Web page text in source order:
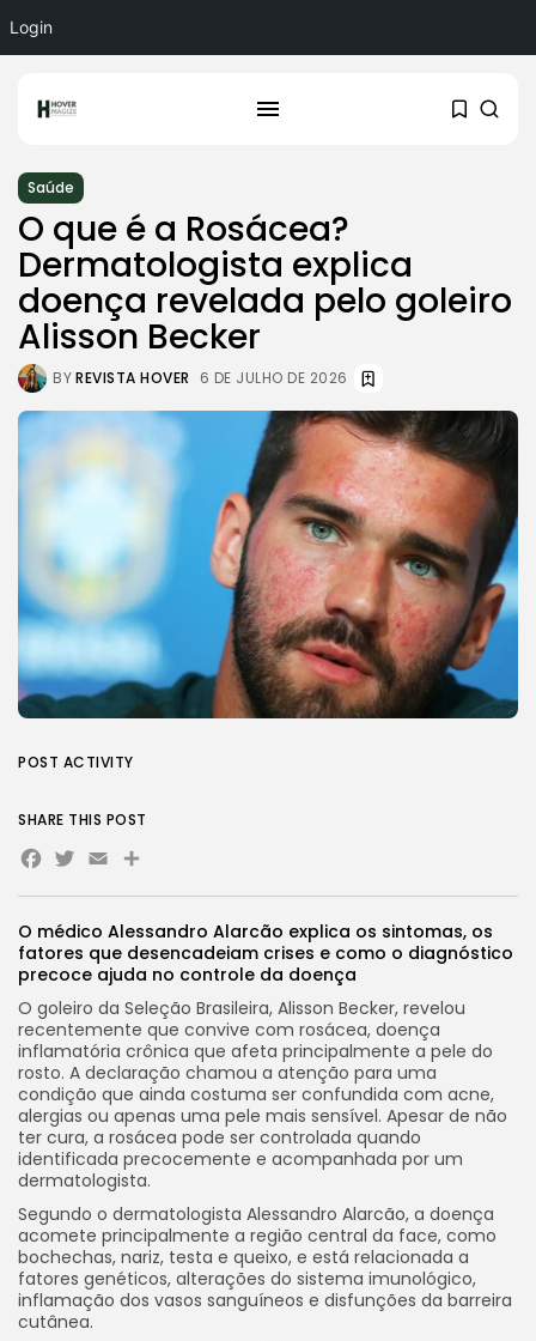
Login
Saúde
O que é a Rosácea?
Dermatologista explica
doença revelada pelo goleiro
Alisson Becker
BYREVISTA HOVER 6 DE JULHO DE 2026
O médico Alessandro Alarcão explica os sintomas, os
fatores que desencadeiam crises e como o diagnóstico
precoce ajuda no controle da doença
O goleiro da Seleção Brasileira, Alisson Becker, revelou
recentemente que convive com rosácea, doença
inflamatória crônica que afeta principalmente a pele do
rosto. A declaração chamou a atenção para uma
condição que ainda costuma ser confundida com acne,
alergias ou apenas uma pele mais sensível. Apesar de não
ter cura, a rosácea pode ser controlada quando
identificada precocemente e acompanhada por um
dermatologista.
Segundo o dermatologista Alessandro Alarcão, a doença
acomete principalmente a região central da face, como
bochechas, nariz, testa e queixo, e está relacionada a
fatores genéticos, alterações do sistema imunológico,
inflamação dos vasos sanguíneos e disfunções da barreira
cutânea.
POST ACTIVITY
SHARE THIS POST
Facebook
Twitter
EmailShare